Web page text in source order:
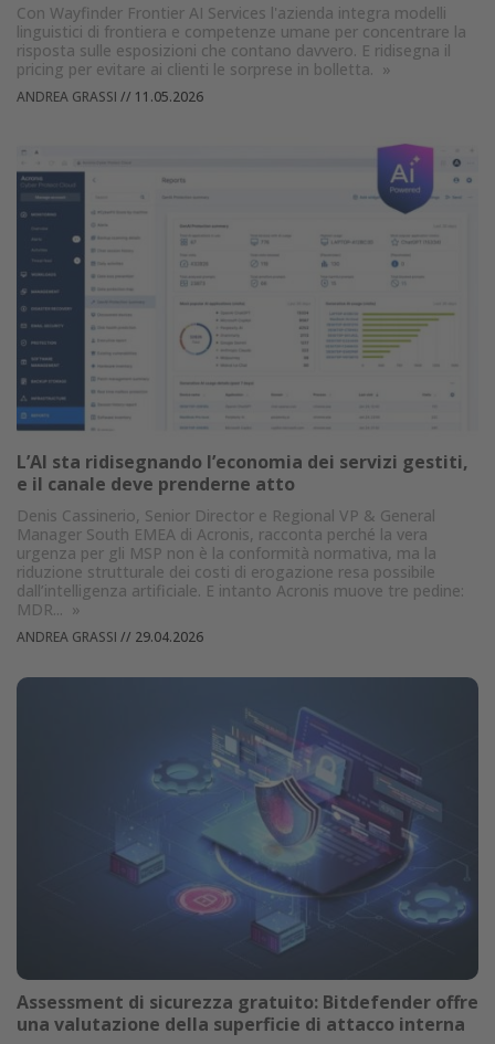
Con Wayfinder Frontier AI Services l'azienda integra modelli
linguistici di frontiera e competenze umane per concentrare la
risposta sulle esposizioni che contano davvero. E ridisegna il
pricing per evitare ai clienti le sorprese in bolletta. »
ANDREA GRASSI // 11.05.2026
L’AI sta ridisegnando l’economia dei servizi gestiti,
e il canale deve prenderne atto
Denis Cassinerio, Senior Director e Regional VP & General
Manager South EMEA di Acronis, racconta perché la vera
urgenza per gli MSP non è la conformità normativa, ma la
riduzione strutturale dei costi di erogazione resa possibile
dall’intelligenza artificiale. E intanto Acronis muove tre pedine:
MDR... »
ANDREA GRASSI // 29.04.2026
Assessment di sicurezza gratuito: Bitdefender offre
una valutazione della superficie di attacco interna